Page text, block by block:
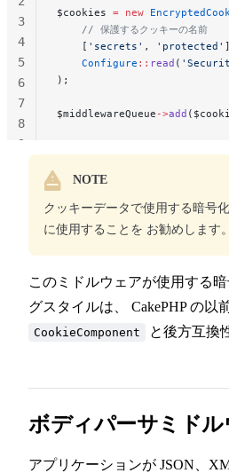
$cookies = new
    // 保護するクッキーの名前
    [
'secrets' , 'protected'
    Configure
:: read (
);
$middlewareQueue ->add
3
4
5
6
7
8
9
NOTE
クッキーデータで使用する暗号
に使用することを お勧めします。
このミドルウェアが使用する
グスタイルは、 CakePHP の以
CookieComponent と後方互換
ボディパーサミドル
アプリケーションが JSON、